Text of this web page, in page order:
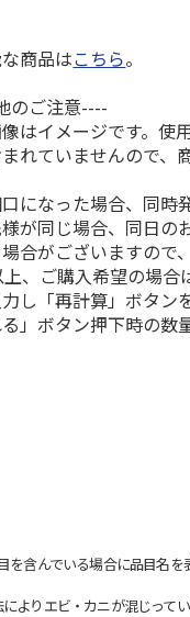
商品はこちら。
のご注意----
はイメージです。使
れていませんので、
になった場合、同時
が同じ場合、同日の
合がございますので
、ご購入希望の場合
し「再計算」ボタン
」ボタン押下時の数
含んでいる場合に品目名を
りエビ・カニが混じって